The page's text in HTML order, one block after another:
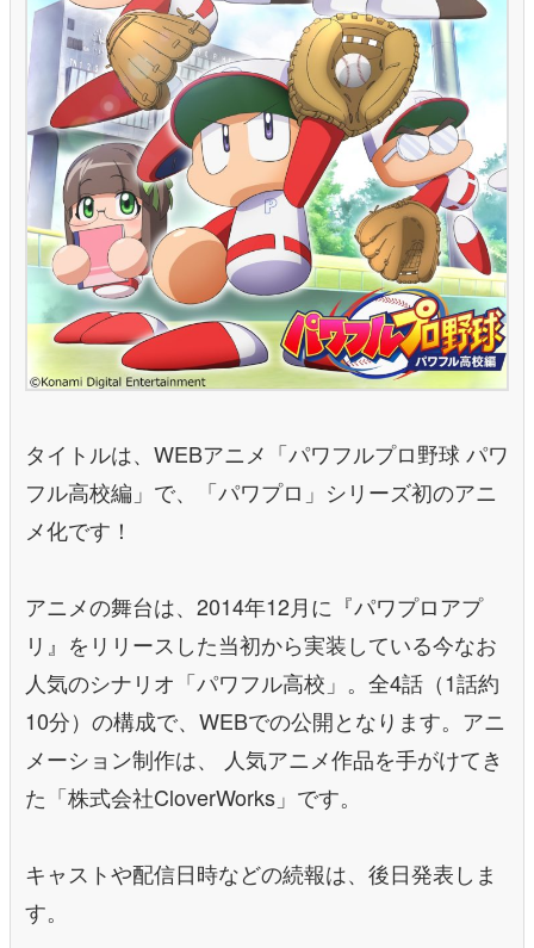
タイトルは、WEBアニメ「パワフルプロ野球 パワ
フル高校編」で、「パワプロ」シリーズ初のアニ
メ化です！
アニメの舞台は、2014年12月に『パワプロアプ
リ』をリリースした当初から実装している今なお
人気のシナリオ「パワフル高校」。全4話（1話約
10分）の構成で、WEBでの公開となります。アニ
メーション制作は、 人気アニメ作品を手がけてき
た「株式会社CloverWorks」です。
キャストや配信日時などの続報は、後日発表しま
す。